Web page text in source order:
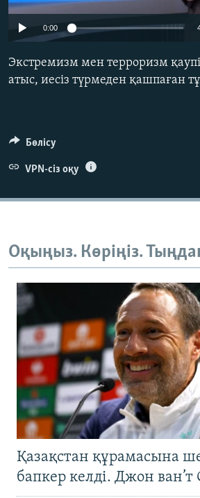
ЖАЗЫЛЫҢЫЗ
Басқа тілдерде
0:00
Экстремизм мен терроризм
атыс, иесіз түрмеден қашпаған
Бөлісу
VPN-сіз оқу
Оқыңыз. Көріңіз.
Қазақстан құрамасына
бапкер келді. Джон ван’т